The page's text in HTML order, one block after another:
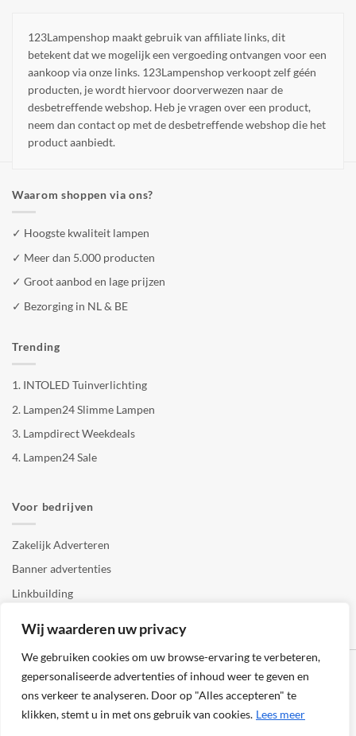
Wij waarderen uw privacy
We gebruiken cookies om uw browse-ervaring te verbeteren,
gepersonaliseerde advertenties of inhoud weer te geven en
ons verkeer te analyseren. Door op "Alles accepteren" te
klikken, stemt u in met ons gebruik van cookies. Lees meer
123Lampenshop maakt gebruik van affiliate links, dit
betekent dat we mogelijk een vergoeding ontvangen voor een
aankoop via onze links. 123Lampenshop verkoopt zelf géén
producten, je wordt hiervoor doorverwezen naar de
desbetreffende webshop. Heb je vragen over een product,
neem dan contact op met de desbetreffende webshop die het
product aanbiedt.
Waarom shoppen via ons?
✓ Hoogste kwaliteit lampen
✓ Meer dan 5.000 producten
✓ Groot aanbod en lage prijzen
✓ Bezorging in NL & BE
Trending
1. INTOLED Tuinverlichting
2. Lampen24 Slimme Lampen
3. Lampdirect Weekdeals
4. Lampen24 Sale
Voor bedrijven
Zakelijk Adverteren
Banner advertenties
Linkbuilding